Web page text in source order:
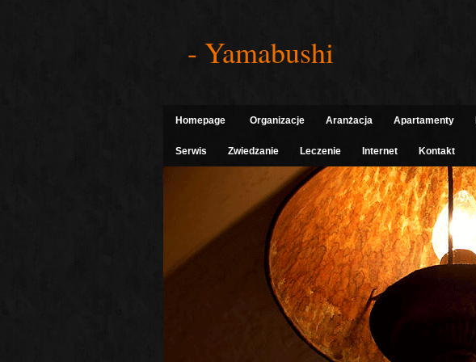
- Yamabushi
Homepage Organizacje Aranżacja Apartamenty
Serwis Zwiedzanie Leczenie Internet Kontakt